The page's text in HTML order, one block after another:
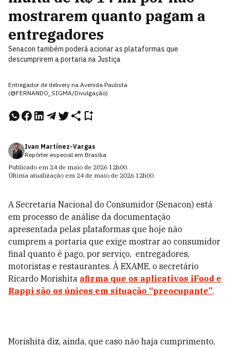
mostrarem quanto pagam a
entregadores
Senacon também poderá acionar as plataformas que
descumprirem a portaria na Justiça
Entregador de delivery na Avenida Paulista
(@FERNANDO_SIGMA/Divulgação)
Ivan Martínez-Vargas
Repórter especial em Brasília
Publicado em 24 de maio de 2026 12h00.
Última atualização em 24 de maio de 2026 12h00.
A Secretaria Nacional do Consumidor (Senacon) está
em processo de análise da documentação
apresentada pelas plataformas que hoje não
cumprem a portaria que exige mostrar ao consumidor
final quanto é pago, por serviço, entregadores,
motoristas e restaurantes. À EXAME, o secretário
Ricardo Morishita afirma que os aplicativos iFood e
Rappi são os únicos em situação “preocupante”.
Morishita diz, ainda, que caso não haja cumprimento,